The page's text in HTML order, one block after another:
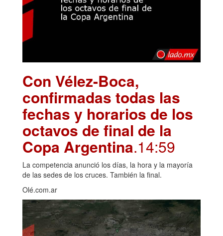
Con Vélez-Boca,
confirmadas todas las
fechas y horarios de los
octavos de final de la
Copa Argentina.14:59
La competencia anunció los días, la hora y la mayoría
de las sedes de los cruces. También la final.
Olé.com.ar